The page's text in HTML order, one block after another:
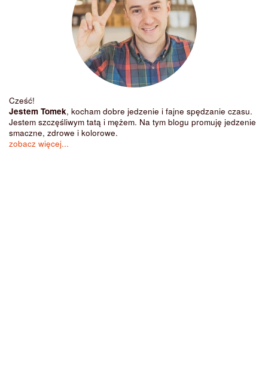
Cześć!
Jestem Tomek, kocham dobre jedzenie i fajne spędzanie czasu.
Jestem szczęśliwym tatą i mężem. Na tym blogu promuję jedzenie
smaczne, zdrowe i kolorowe.
zobacz więcej...